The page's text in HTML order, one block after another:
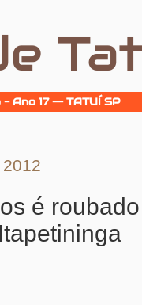
Ano 17 -- TATUÍ SP
é